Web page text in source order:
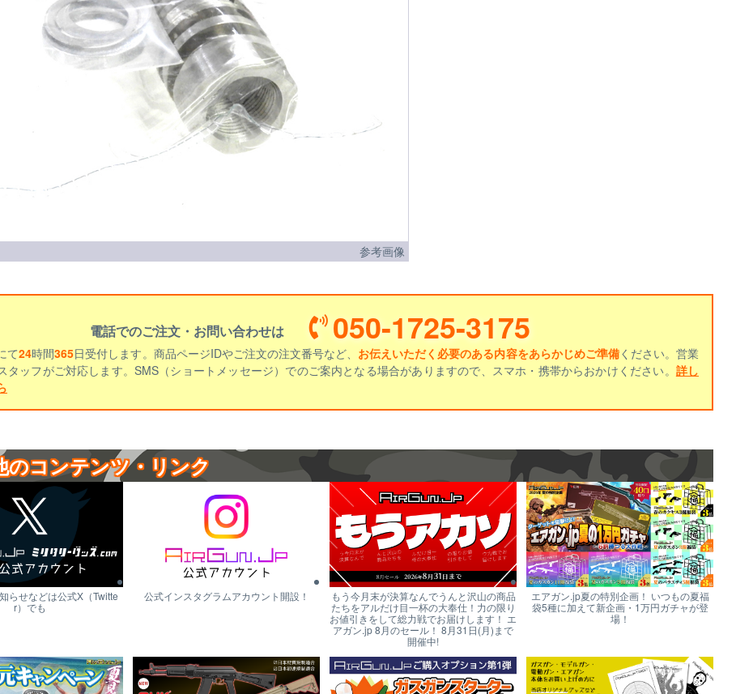
参考画像
電話でのご注文・お問い合わせは 050-1725-3175
て24時間365日受付します。商品ページIDやご注文の注文番号など、 お伝えいただく必要のある内容をあらかじめご準備ください。営業
タッフがご対応します。SMS（ショートメッセージ）でのご案内となる場合がありますので、スマホ・携帯からおかけください。 詳し
のコンテンツ・リンク
らせなどは公式X（Twitte
r）でも
公式インスタグラムアカウント開設！
もう今月末が決算なんでうんと沢山の商品
たちをアルだけ目一杯の大奉仕！力の限り
お値引きをして総力戦でお届けします！ エ
アガン.jp 8月のセール！ 8月31日(月)まで
開催中!
エアガン.jp夏の特別企画！ いつもの夏福
袋5種に加えて新企画・1万円ガチャが登
場！